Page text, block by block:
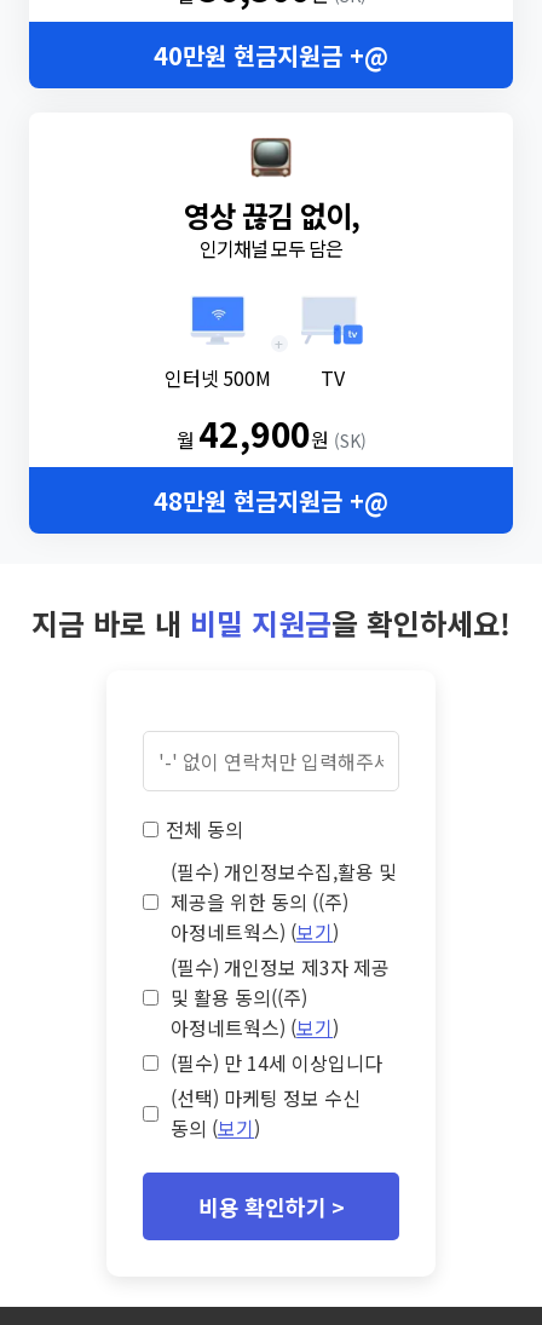
40만원 현금지원금 +@
영상 끊김 없이,
인기채널 모두 담은
인터넷 500M
+
TV
월 42,900원 (SK)
48만원 현금지원금 +@
지금 바로 내 비밀 지원금을 확인하세요!
전체 동의
(필수) 개인정보수집,활용 및
제공을 위한 동의 ((주)
아정네트웍스) (보기)
(필수) 개인정보 제3자 제공
및 활용 동의((주)
아정네트웍스) (보기)
(필수) 만 14세 이상입니다
(선택) 마케팅 정보 수신
동의 (보기)
비용 확인하기 >